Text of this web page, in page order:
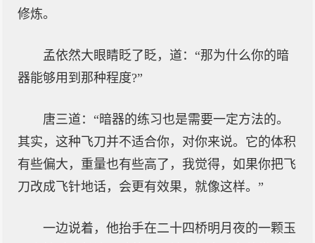
修炼。
孟依然大眼睛眨了眨，道：“那为什么你的暗
器能够用到那种程度?”
唐三道：“暗器的练习也是需要一定方法的。
其实，这种飞刀并不适合你，对你来说。它的体积
有些偏大，重量也有些高了，我觉得，如果你把飞
刀改成飞针地话，会更有效果，就像这样。”
一边说着，他抬手在二十四桥明月夜的一颗玉